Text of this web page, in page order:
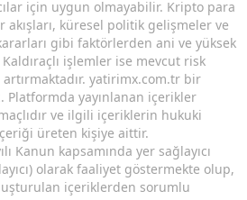
için uygun olmayabilir. Kripto para
akışları, küresel politik gelişmeler ve
gibi faktörlerden ani ve yüksek
işlemler ise mevcut risk
yatirimx.com.tr bir
Platformda yayınlanan içerikler
ve ilgili içeriklerin hukuki
üreten kişiye aittir.
Kanun kapsamında yer sağlayıcı
olarak faaliyet göstermekte olup,
içeriklerden sorumlu